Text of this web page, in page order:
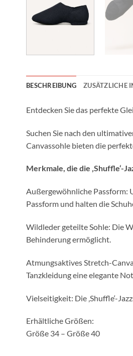
BESCHREIBUNG ZUSÄTZLICHE
Entdecken Sie das perfekte
Suchen Sie nach den
Canvassohle bieten die
Merkmale, die die ‚Shuffle‘-
Außergewöhnliche Passform:
Passform und halten die
Wildleder geteilte Sohle: Die
Behinderung ermöglicht.
Atmungsaktives Stretch-
Tanzkleidung eine elegante
Vielseitigkeit: Die ‚Shuffle‘-
Erhältliche Größen:
Größe 34 – Größe 40